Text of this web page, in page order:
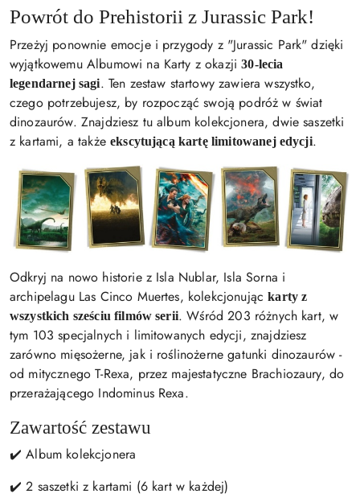
Powrót do Prehistorii z Jurassic Park!
Przeżyj ponownie emocje i przygody z "Jurassic Park" dzięki
wyjątkowemu Albumowi na Karty z okazji30-lecia
legendarnej sagi. Ten zestaw startowy zawiera wszystko,
czego potrzebujesz, by rozpocząć swoją podróż w świat
dinozaurów. Znajdziesz tu album kolekcjonera, dwie saszetki
z kartami, a takżeekscytującą kartę limitowanej edycji.
Odkryj na nowo historie z Isla Nublar, Isla Sorna i
archipelagu Las Cinco Muertes, kolekcjonująckarty z
wszystkich sześciu filmów serii. Wśród 203 różnych kart, w
tym 103 specjalnych i limitowanych edycji, znajdziesz
zarówno mięsożerne, jak i roślinożerne gatunki dinozaurów -
od mitycznego T-Rexa, przez majestatyczne Brachiozaury, do
przerażającego Indominus Rexa.
Zawartość zestawu
✔️ Album kolekcjonera
✔️ 2 saszetki z kartami (6 kart w każdej)